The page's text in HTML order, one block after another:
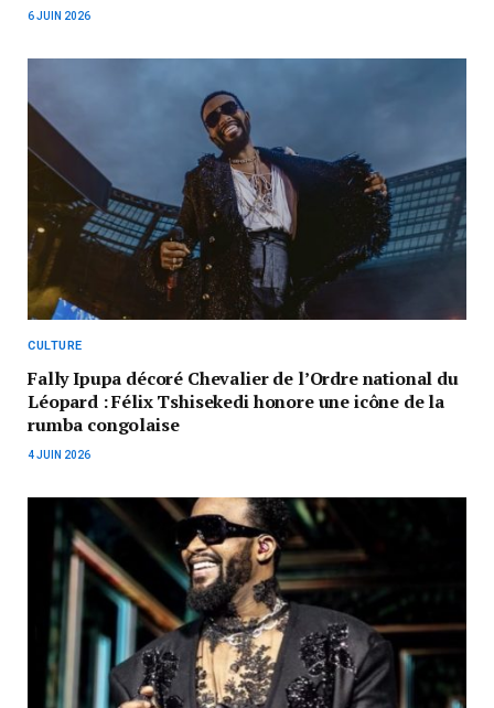
6 JUIN 2026
CULTURE
Fally Ipupa décoré Chevalier de l’Ordre national du
Léopard : Félix Tshisekedi honore une icône de la
rumba congolaise
4 JUIN 2026